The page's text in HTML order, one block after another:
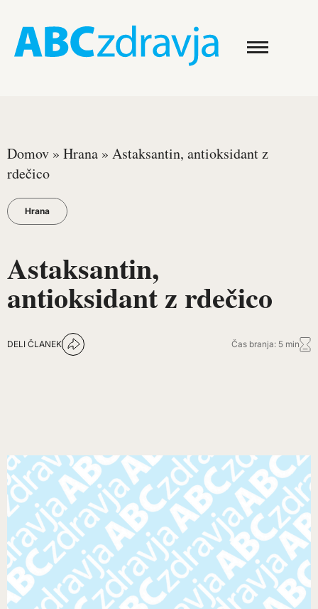
Domov » Hrana » Astaksantin, antioksidant z
rdečico
Hrana
Astaksantin,
antioksidant z rdečico
DELI ČLANEK Čas branja: 5 min